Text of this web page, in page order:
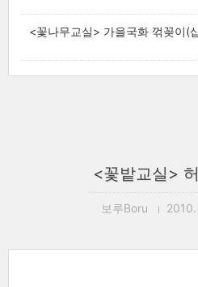
<꽃나무교실> 가을국화 꺾꽂이(
<꽃밭교실>
보루Boru